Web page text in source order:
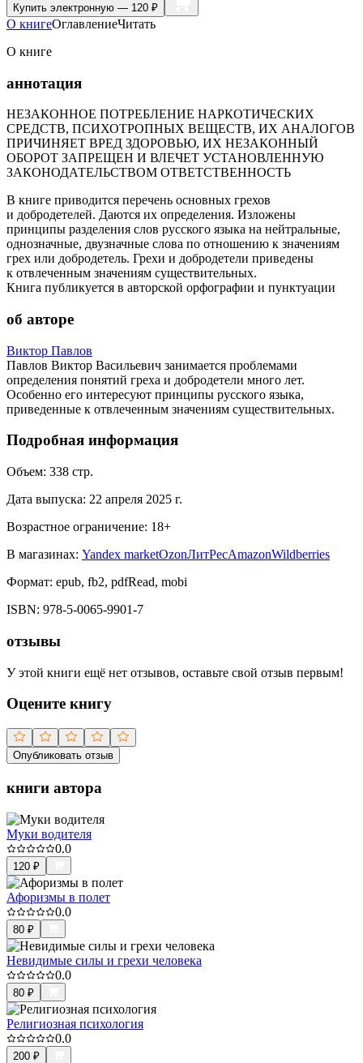
Купить электронную — 120 ₽
О книгеОглавлениеЧитать
О книге
аннотация
НЕЗАКОННОЕ ПОТРЕБЛЕНИЕ НАРКОТИЧЕСКИХ
СРЕДСТВ, ПСИХОТРОПНЫХ ВЕЩЕСТВ, ИХ АНАЛОГОВ
ПРИЧИНЯЕТ ВРЕД ЗДОРОВЬЮ, ИХ НЕЗАКОННЫЙ
ОБОРОТ ЗАПРЕЩЕН И ВЛЕЧЕТ УСТАНОВЛЕННУЮ
ЗАКОНОДАТЕЛЬСТВОМ ОТВЕТСТВЕННОСТЬ
В книге приводится перечень основных грехов
и добродетелей. Даются их определения. Изложены
принципы разделения слов русского языка на нейтральные,
однозначные, двузначные слова по отношению к значениям
грех или добродетель. Грехи и добродетели приведены
к отвлеченным значениям существительных.
Книга публикуется в авторской орфографии и пунктуации
об авторе
Виктор Павлов
Павлов Виктор Васильевич занимается проблемами
определения понятий греха и добродетели много лет.
Особенно его интересуют принципы русского языка,
приведенные к отвлеченным значениям существительных.
Подробная информация
Объем: 338 стр.
Дата выпуска: 22 апреля 2025 г.
Возрастное ограничение: 18+
В магазинах: Yandex marketOzonЛитРесAmazonWildberries
Формат: epub, fb2, pdfRead, mobi
ISBN: 978-5-0065-9901-7
отзывы
У этой книги ещё нет отзывов, оставьте свой отзыв первым!
Оцените книгу
Опубликовать отзыв
книги автора
Муки водителя
0.0
120 ₽
Афоризмы в полет
0.0
80 ₽
Невидимые силы и грехи человека
0.0
80 ₽
Религиозная психология
0.0
200 ₽